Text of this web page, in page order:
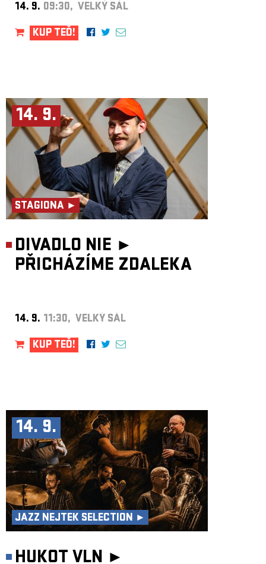
14. 9. 09:30, VELKÝ SÁL
KUP TEĎ!
14. 9.
STAGIONA ►
DIVADLO NIE ►
PŘICHÁZÍME ZDALEKA
14. 9. 11:30, VELKÝ SÁL
KUP TEĎ!
14. 9.
JAZZ NEJTEK SELECTION ►
HUKOT VLN ►